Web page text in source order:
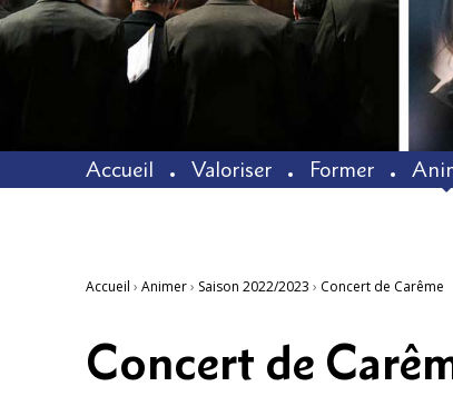
Accueil Valoriser Former
Accueil › Animer› Saison 2022/2023 › Concert de Carême
Concert de